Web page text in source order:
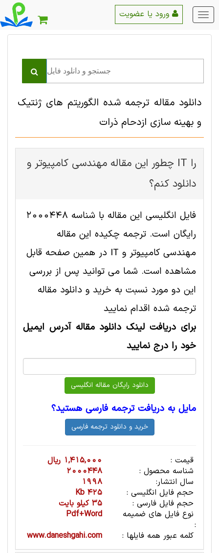
منو
اصلی
دانلود مقاله ترجمه شده الگوریتم های ژنتیک
و بهینه سازی ازدحام ذرات
چطور این مقاله مهندسی کامپیوتر و IT را
دانلود کنم؟
فایل انگلیسی این مقاله با شناسه 2000448
رایگان است. ترجمه چکیده این مقاله
مهندسی کامپیوتر و IT در همین صفحه قابل
مشاهده است. شما می توانید پس از بررسی
این دو مورد نسبت به خرید و دانلود مقاله
ترجمه شده اقدام نمایید
برای دریافت لینک دانلود مقاله آدرس ایمیل
خود را درج نمایید
مایل به دریافت ترجمه فارسی هستید؟
قیمت :
1,415,000 ریال
شناسه محصول :
2000448
سال انتشار:
1998
حجم فایل انگلیسی :
425 Kb
حجم فایل فارسی :
35 کیلو بایت
نوع فایل های ضمیمه
:
Pdf+Word
کلمه عبور همه فایلها :
www.daneshgahi.com